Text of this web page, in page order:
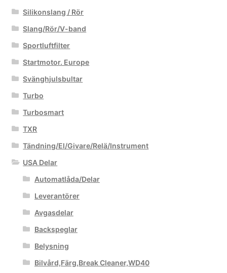
Silikonslang / Rör
Slang/Rör/V-band
Sportluftfilter
Startmotor. Europe
Svänghjulsbultar
Turbo
Turbosmart
TXR
Tändning/El/Givare/Relä/Instrument
USA Delar
Automatlåda/Delar
Leverantörer
Avgasdelar
Backspeglar
Belysning
Bilvård,Färg,Break Cleaner,WD40